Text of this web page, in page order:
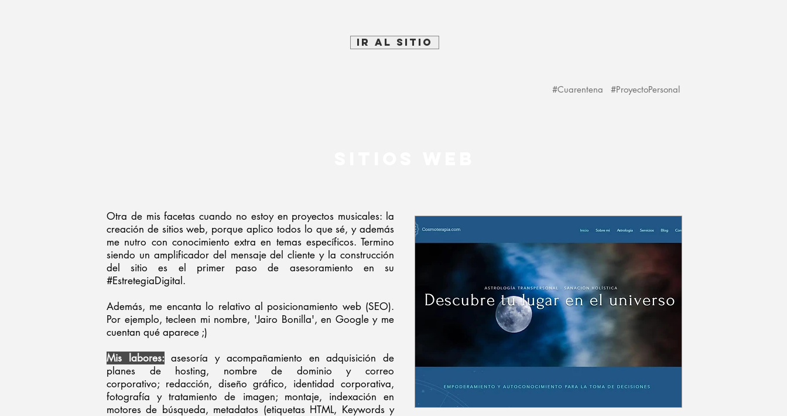
Ir al sitio
#Cuarentena #ProyectoPersonal
Otra de mis facetas cuando no estoy en proyectos musicales: la
creación de sitios web, porque aplico todos lo que sé, y además
me nutro con conocimiento extra en temas específicos. Termino
siendo un amplificador del mensaje del cliente y la construcción
del sitio es el primer paso de asesoramiento en su
#EstretegiaDigital.
Además, me encanta lo relativo al posicionamiento web (SEO).
Por ejemplo, tecleen mi nombre, 'Jairo Bonilla', en Google y me
cuentan qué aparece ;)
Mis labores: asesoría y acompañamiento en adquisición de
planes de hosting, nombre de dominio y correo
corporativo; redacción, diseño gráfico, identidad corporativa,
fotografía y tratamiento de imagen; montaje, indexación en
motores de búsqueda, metadatos (etiquetas HTML, Keywords y